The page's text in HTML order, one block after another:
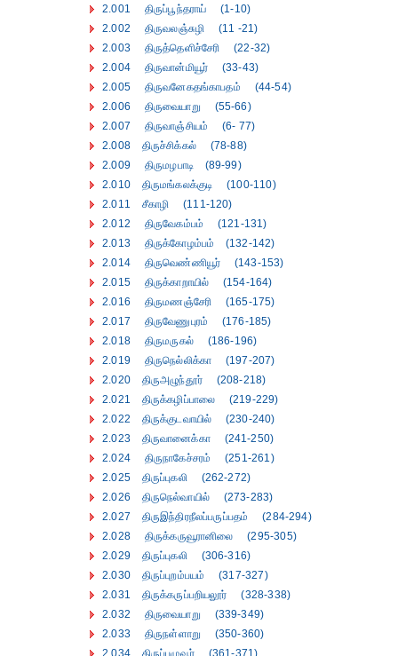
2.001 திருப்பூந்தராய் (1-10)
2.002 திருவலஞ்சுழி (11 -21)
2.003 திருத்தெளிச்சேரி (22-32)
2.004 திருவான்மியூர் (33-43)
2.005 திருவனேகதங்காபதம் (44-54)
2.006 திருவையாறு (55-66)
2.007 திருவாஞ்சியம் (6- 77)
2.008 திருச்சிக்கல் (78-88)
2.009 திருமழபாடி (89-99)
2.010 திருமங்கலக்குடி (100-110)
2.011 சீகாழி (111-120)
2.012 திருவேகம்பம் (121-131)
2.013 திருக்கோழம்பம் (132-142)
2.014 திருவெண்ணியூர் (143-153)
2.015 திருக்காறாயில் (154-164)
2.016 திருமணஞ்சேரி (165-175)
2.017 திருவேணுபுரம் (176-185)
2.018 திருமருகல் (186-196)
2.019 திருநெல்லிக்கா (197-207)
2.020 திருஅழுந்தூர் (208-218)
2.021 திருக்கழிப்பாலை (219-229)
2.022 திருக்குடவாயில் (230-240)
2.023 திருவானைக்கா (241-250)
2.024 திருநாகேச்சரம் (251-261)
2.025 திருப்புகலி (262-272)
2.026 திருநெல்வாயில் (273-283)
2.027 திருஇந்திரநீலப்பருப்பதம் (284-294)
2.028 திருக்கருவூரானிலை (295-305)
2.029 திருப்புகலி (306-316)
2.030 திருப்புறம்பயம் (317-327)
2.031 திருக்கருப்பறியலூர் (328-338)
2.032 திருவையாறு (339-349)
2.033 திருநள்ளாறு (350-360)
2.034 திருப்பழுவூர் (361-371)